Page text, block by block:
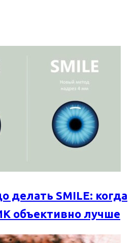
делать SMILE: когда
объективно лучше